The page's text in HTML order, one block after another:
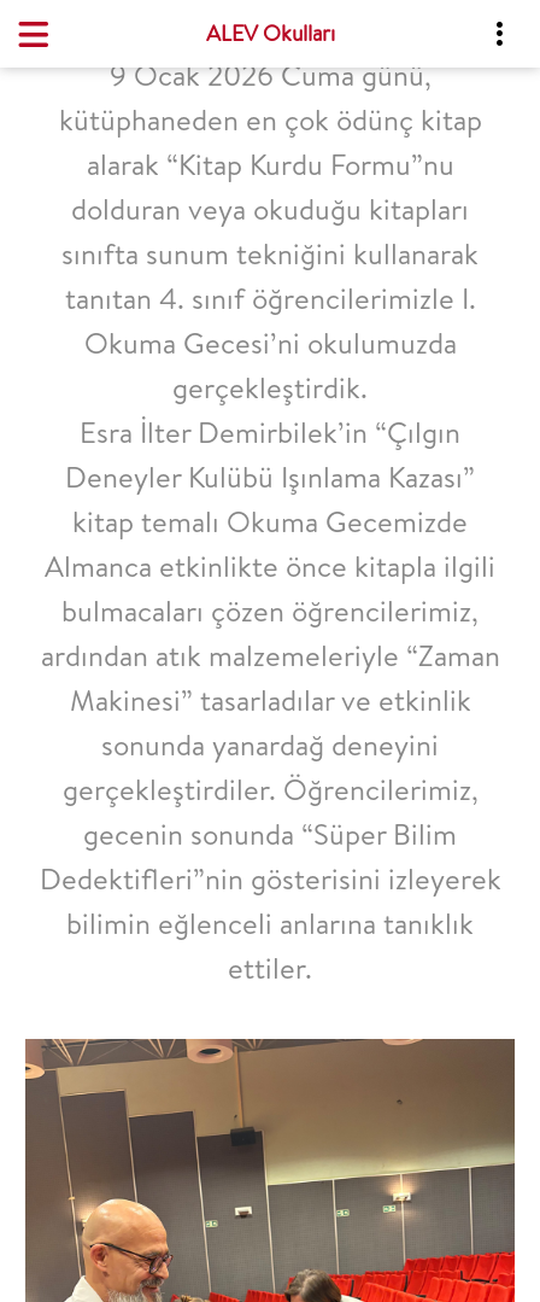
ALEV Okulları
9 Ocak 2026 Cuma günü,
kütüphaneden en çok ödünç kitap
alarak “Kitap Kurdu Formu”nu
dolduran veya okuduğu kitapları
sınıfta sunum tekniğini kullanarak
tanıtan 4. sınıf öğrencilerimizle I.
Okuma Gecesi’ni okulumuzda
gerçekleştirdik.
Esra İlter Demirbilek’in “Çılgın
Deneyler Kulübü Işınlama Kazası”
kitap temalı Okuma Gecemizde
Almanca etkinlikte önce kitapla ilgili
bulmacaları çözen öğrencilerimiz,
ardından atık malzemeleriyle “Zaman
Makinesi” tasarladılar ve etkinlik
sonunda yanardağ deneyini
gerçekleştirdiler. Öğrencilerimiz,
gecenin sonunda “Süper Bilim
Dedektifleri”nin gösterisini izleyerek
bilimin eğlenceli anlarına tanıklık
ettiler.